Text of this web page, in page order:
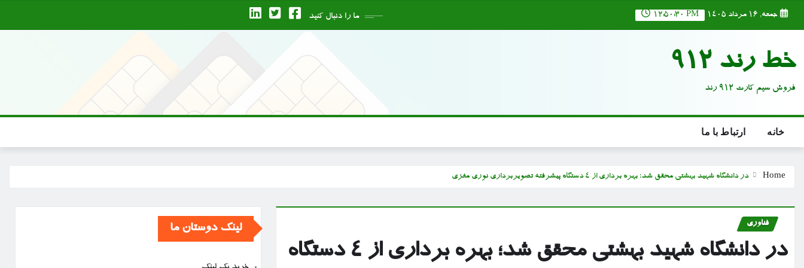
جمعه, ۱۶ مرداد ۱۴۰۵ 12:50:32 PM ما را دنبال کنید
خط رند 912
فروش سیم کارت 912 رند
خانه ارتباط با ما
Home در دانشگاه شهید بهشتی محقق شد؛ بهره برداری از ۴ دستگاه پیشرفته تصویربرداری نوری مغزی
فناوری
در دانشگاه شهید بهشتی محقق شد؛ بهره برداری از ۴ دستگاه
لینک دوستان ما